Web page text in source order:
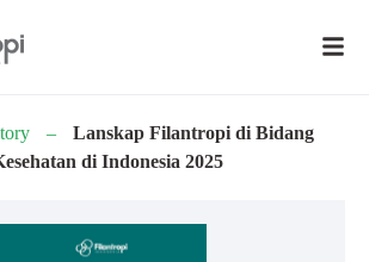
–
Lanskap Filantropi di Bidang
di Indonesia 2025